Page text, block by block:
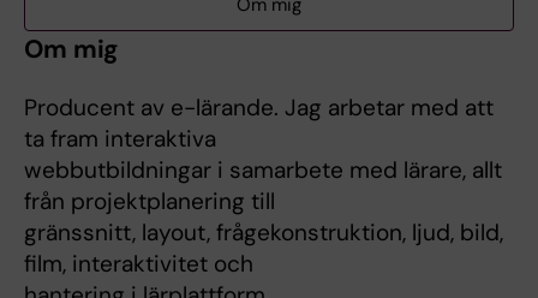
Om mig
Om mig
Producent av e-lärande. Jag arbetar med att
ta fram interaktiva
webbutbildningar i samarbete med lärare, allt
från projektplanering till
gränssnitt, layout, frågekonstruktion, ljud, bild,
film, interaktivitet och